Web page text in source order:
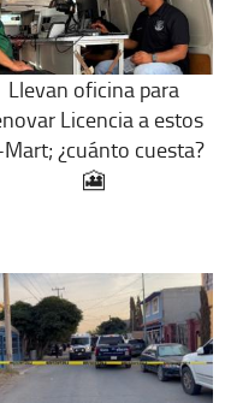
Llevan oficina para
Licencia a estos
¿cuánto cuesta?
🎦